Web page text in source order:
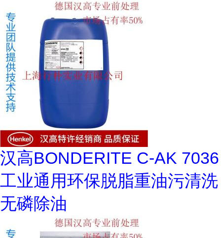
汉高BONDERITE C-AK 7036
工业通用环保脱脂重油污清洗
无磷除油